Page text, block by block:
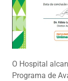
O Hospital
Programa de